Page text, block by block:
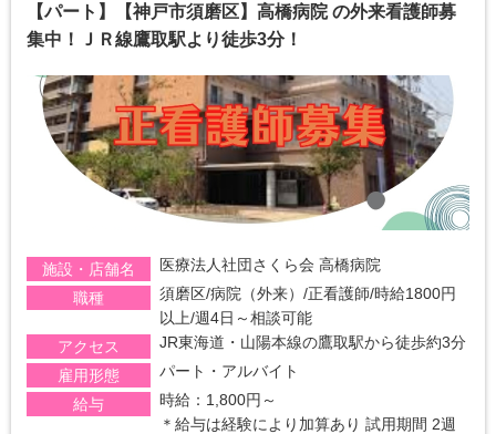
【パート】【神戸市須磨区】高橋病院 の外来看護師募
集中！ＪＲ線鷹取駅より徒歩3分！
施設・店舗名
医療法人社団さくら会 高橋病院
職種
須磨区/病院（外来）/正看護師/時給1800円
以上/週4日～相談可能
アクセス
JR東海道・山陽本線の鷹取駅から徒歩約3分
雇用形態
パート・アルバイト
給与
時給：1,800円～
＊給与は経験により加算あり 試用期間 2週